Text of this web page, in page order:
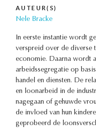
AUTEUR(S)
Nele Bracke
In eerste instantie wordt
verspreid over de diverse
economie. Daarna wordt
arbeidssegregatie op
handel en diensten. De
en loonarbeid in de
nagegaan of gehuwde
de invloed van hun
geprobeerd de